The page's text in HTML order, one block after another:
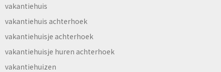
vakantiehuis
vakantiehuis achterhoek
vakantiehuisje achterhoek
vakantiehuisje huren achterhoek
vakantiehuizen